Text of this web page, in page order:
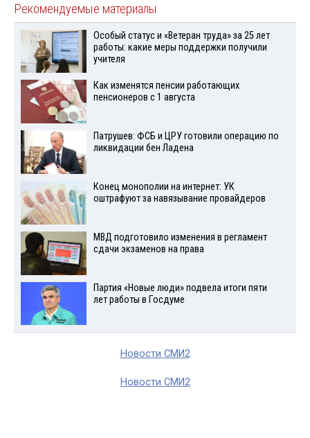
Рекомендуемые материалы
Особый статус и «Ветеран труда» за 25 лет
работы: какие меры поддержки получили
учителя
Как изменятся пенсии работающих
пенсионеров с 1 августа
Патрушев: ФСБ и ЦРУ готовили операцию по
ликвидации бен Ладена
Конец монополии на интернет: УК
оштрафуют за навязывание провайдеров
МВД подготовило изменения в регламент
сдачи экзаменов на права
Партия «Новые люди» подвела итоги пяти
лет работы в Госдуме
Новости СМИ2
Новости СМИ2